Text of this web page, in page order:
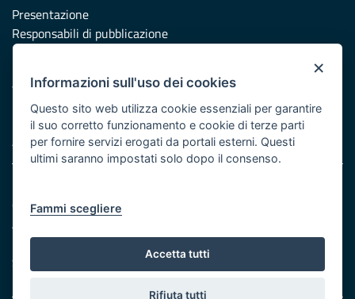
Presentazione
Responsabili di pubblicazione
Vai al sito di Protezione Civile Puglia
Iniziativa finanziata con risorse del POR Puglia 2014/2020 -
Asse XI
Cookie e privacy
Atti di notifica
Feed RSS
Servizi Intranet
×
Informazioni sull'uso dei cookies
Questo sito web utilizza cookie essenziali per garantire
il suo corretto funzionamento e cookie di terze parti
per fornire servizi erogati da portali esterni. Questi
ultimi saranno impostati solo dopo il consenso.
Fammi scegliere
Accetta tutti
Rifiuta tutti